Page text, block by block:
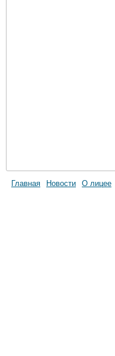
Главная Новости О лицее